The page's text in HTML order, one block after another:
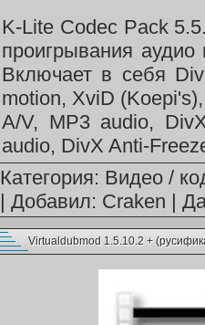
K-Lite Codec Pack
проигрывания
Включает в себя
motion, XviD
A/V, MP3 audio,
audio, DivX Anti-
Категория: Видео /
| Добавил: Craken |
Virtualdubmod 1.5.10.2 +